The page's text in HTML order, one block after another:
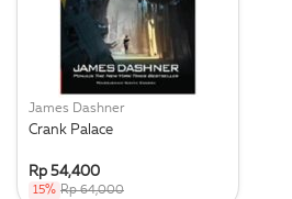
James Dashner
Crank Palace
Rp 54,400
15% Rp 64,000